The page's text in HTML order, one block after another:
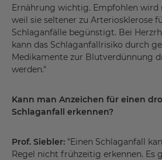
Ernährung wichtig. Empfohlen wird
weil sie seltener zu Arteriosklerose
Schlaganfälle begünstigt. Bei
kann das Schlaganfallrisiko durch
Medikamente zur Blutverdünnung
werden."
Kann man Anzeichen für einen
Schlaganfall erkennen?
Prof. Siebler: "Einen Schlaganfall
Regel nicht frühzeitig erkennen. Es